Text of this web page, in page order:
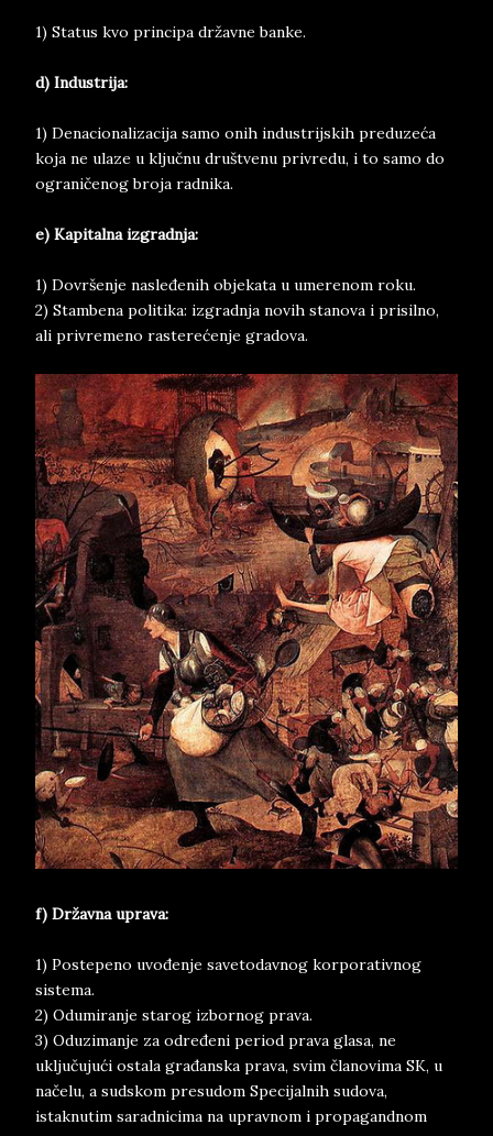
1) Status kvo principa državne banke.
d) Industrija:
1) Denacionalizacija samo onih industrijskih preduzeća
koja ne ulaze u ključnu društvenu privredu, i to samo do
ograničenog broja radnika.
e) Kapitalna izgradnja:
1) Dovršenje nasleđenih objekata u umerenom roku.
2) Stambena politika: izgradnja novih stanova i prisilno,
ali privremeno rasterećenje gradova.
f) Državna uprava:
1) Postepeno uvođenje savetodavnog korporativnog
sistema.
2) Odumiranje starog izbornog prava.
3) Oduzimanje za određeni period prava glasa, ne
uključujući ostala građanska prava, svim članovima SK, u
načelu, a sudskom presudom Specijalnih sudova,
istaknutim saradnicima na upravnom i propagandnom